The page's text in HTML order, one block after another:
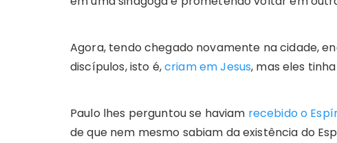
Agora, tendo chegado novamente na cidade,
discípulos, isto é,criam em Jesus, mas eles
Paulo lhes perguntou se haviam recebido o
de que nem mesmo sabiam da existência do